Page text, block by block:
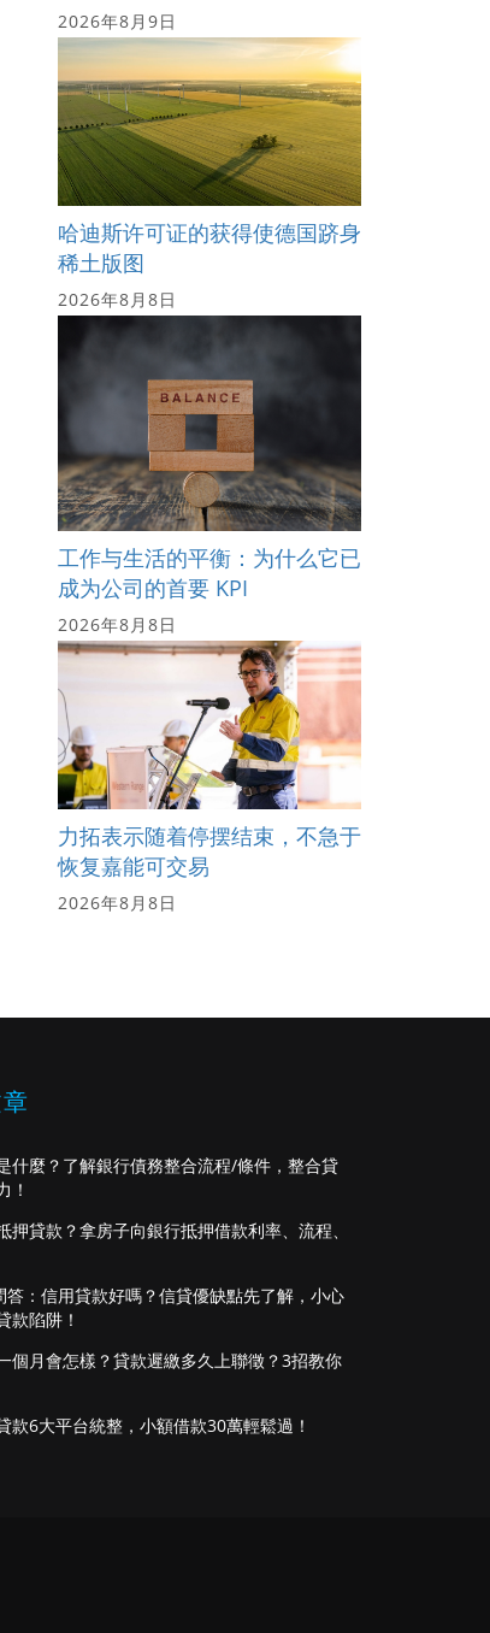
2026年8月9日
哈迪斯许可证的获得使德国跻身
稀土版图
2026年8月8日
工作与生活的平衡：为什么它已
成为公司的首要 KPI
2026年8月8日
力拓表示随着停摆结束，不急于
恢复嘉能可交易
2026年8月8日
什麼？了解銀行債務整合流程/條件，整合貸
！
押貸款？拿房子向銀行抵押借款利率、流程、
答：信用貸款好嗎？信貸優缺點先了解，小心
款陷阱！
個月會怎樣？貸款遲繳多久上聯徵？3招教你
款6大平台統整，小額借款30萬輕鬆過！